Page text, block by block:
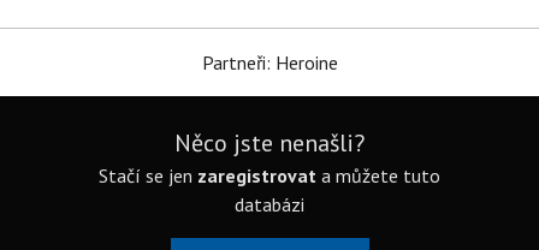
Partneři: Heroine
Něco jste nenašli?
Stačí se jen zaregistrovat a můžete tuto
databázi